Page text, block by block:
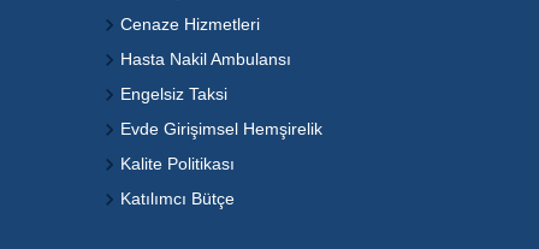
Cenaze Hizmetleri
Hasta Nakil Ambulansı
Engelsiz Taksi
Evde Girişimsel Hemşirelik
Kalite Politikası
Katılımcı Bütçe